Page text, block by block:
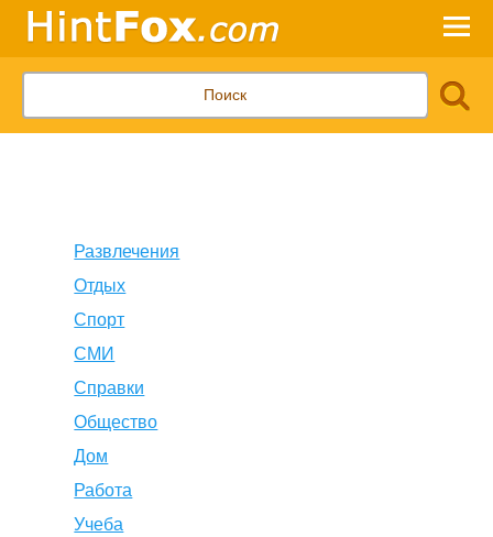
Развлечения
Отдых
Спорт
СМИ
Справки
Общество
Дом
Работа
Учеба